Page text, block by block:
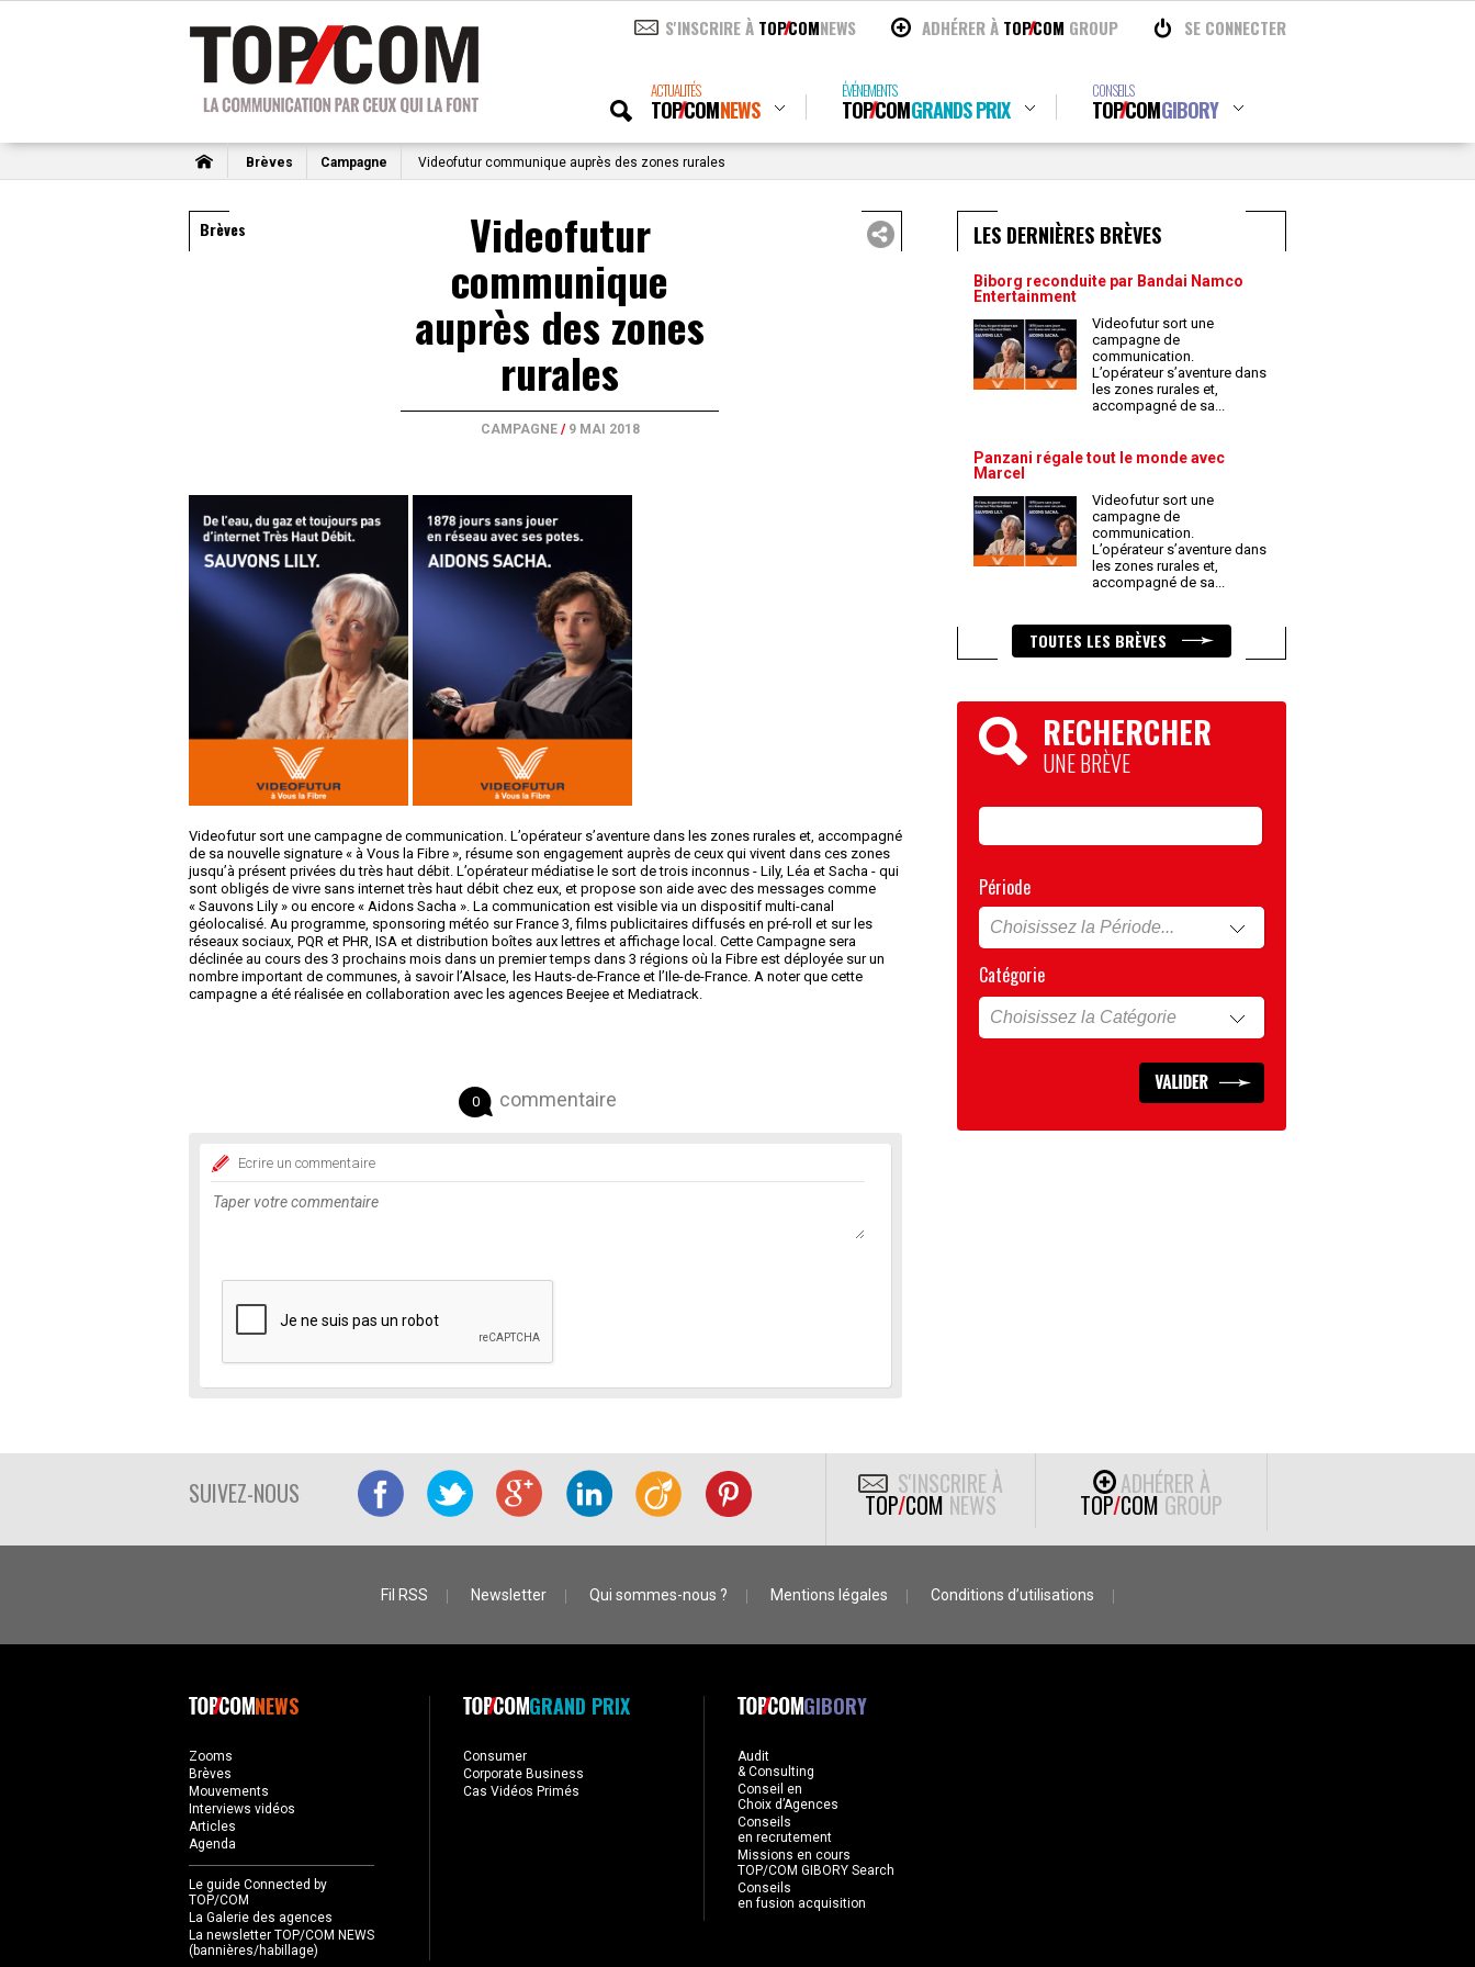
S'INSCRIRE À TOPCOMNEWS ADHÉRER À TOPCOM GROUP SE CONNECTER
ACTUALITÉS
TOPCOMNEWS
ÉVÉNEMENTS
TOPCOMGRANDS PRIX
CONSEILS
TOPCOMGIBORY
Brèves Campagne Videofutur communique auprès des zones rurales
Brèves Videofutur
communique
auprès des zones
rurales
CAMPAGNE/ 9 MAI 2018
Videofutur sort une campagne de communication. L’opérateur s’aventure dans les zones rurales et, accompagné
de sa nouvelle signature « à Vous la Fibre », résume son engagement auprès de ceux qui vivent dans ces zones
jusqu’à présent privées du très haut débit. L’opérateur médiatise le sort de trois inconnus - Lily, Léa et Sacha - qui
sont obligés de vivre sans internet très haut débit chez eux, et propose son aide avec des messages comme
« Sauvons Lily » ou encore « Aidons Sacha ». La communication est visible via un dispositif multi-canal
géolocalisé. Au programme, sponsoring météo sur France 3, films publicitaires diffusés en pré-roll et sur les
réseaux sociaux, PQR et PHR, ISA et distribution boîtes aux lettres et affichage local. Cette Campagne sera
déclinée au cours des 3 prochains mois dans un premier temps dans 3 régions où la Fibre est déployée sur un
nombre important de communes, à savoir l’Alsace, les Hauts-de-France et l’Ile-de-France. A noter que cette
campagne a été réalisée en collaboration avec les agences Beejee et Mediatrack.
0 commentaire
Ecrire un commentaire
LES DERNIÈRES BRÈVES
Biborg reconduite par Bandai Namco
Entertainment
Videofutur sort une
campagne de
communication.
L’opérateur s’aventure dans
les zones rurales et,
accompagné de sa...
Panzani régale tout le monde avec
Marcel
Videofutur sort une
campagne de
communication.
L’opérateur s’aventure dans
les zones rurales et,
accompagné de sa...
TOUTES LES BRÈVES
RECHERCHER
UNE BRÈVE
Période
Catégorie
SUIVEZ-NOUS S'INSCRIRE À
TOP/COM NEWS
ADHÉRER À
TOP/COM GROUP
Fil RSS Newsletter Qui sommes-nous ? Mentions légales Conditions d’utilisations
NEWS
Zooms
Brèves
Mouvements
Interviews vidéos
Articles
Agenda
Le guide Connected by
TOP/COM
La Galerie des agences
La newsletter TOP/COM NEWS
(bannières/habillage)
GRAND PRIX
Consumer
Corporate Business
Cas Vidéos Primés
GIBORY
Audit
& Consulting
Conseil en
Choix d’Agences
Conseils
en recrutement
Missions en cours
TOP/COM GIBORY Search
Conseils
en fusion acquisition